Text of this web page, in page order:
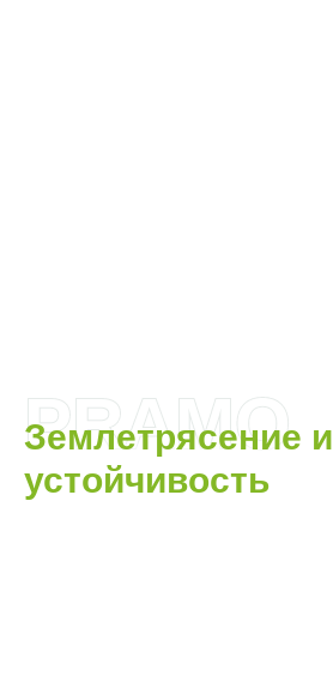
PRAMO
Землетрясение и
устойчивость